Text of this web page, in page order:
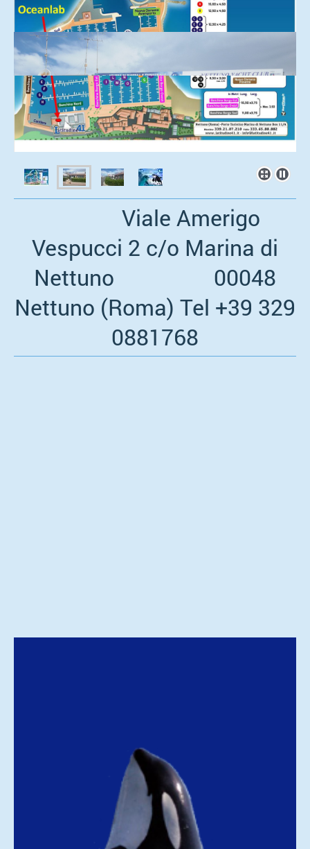
Viale Amerigo
Vespucci 2 c/o Marina di
Nettuno 00048
Nettuno (Roma) Tel +39 329
0881768